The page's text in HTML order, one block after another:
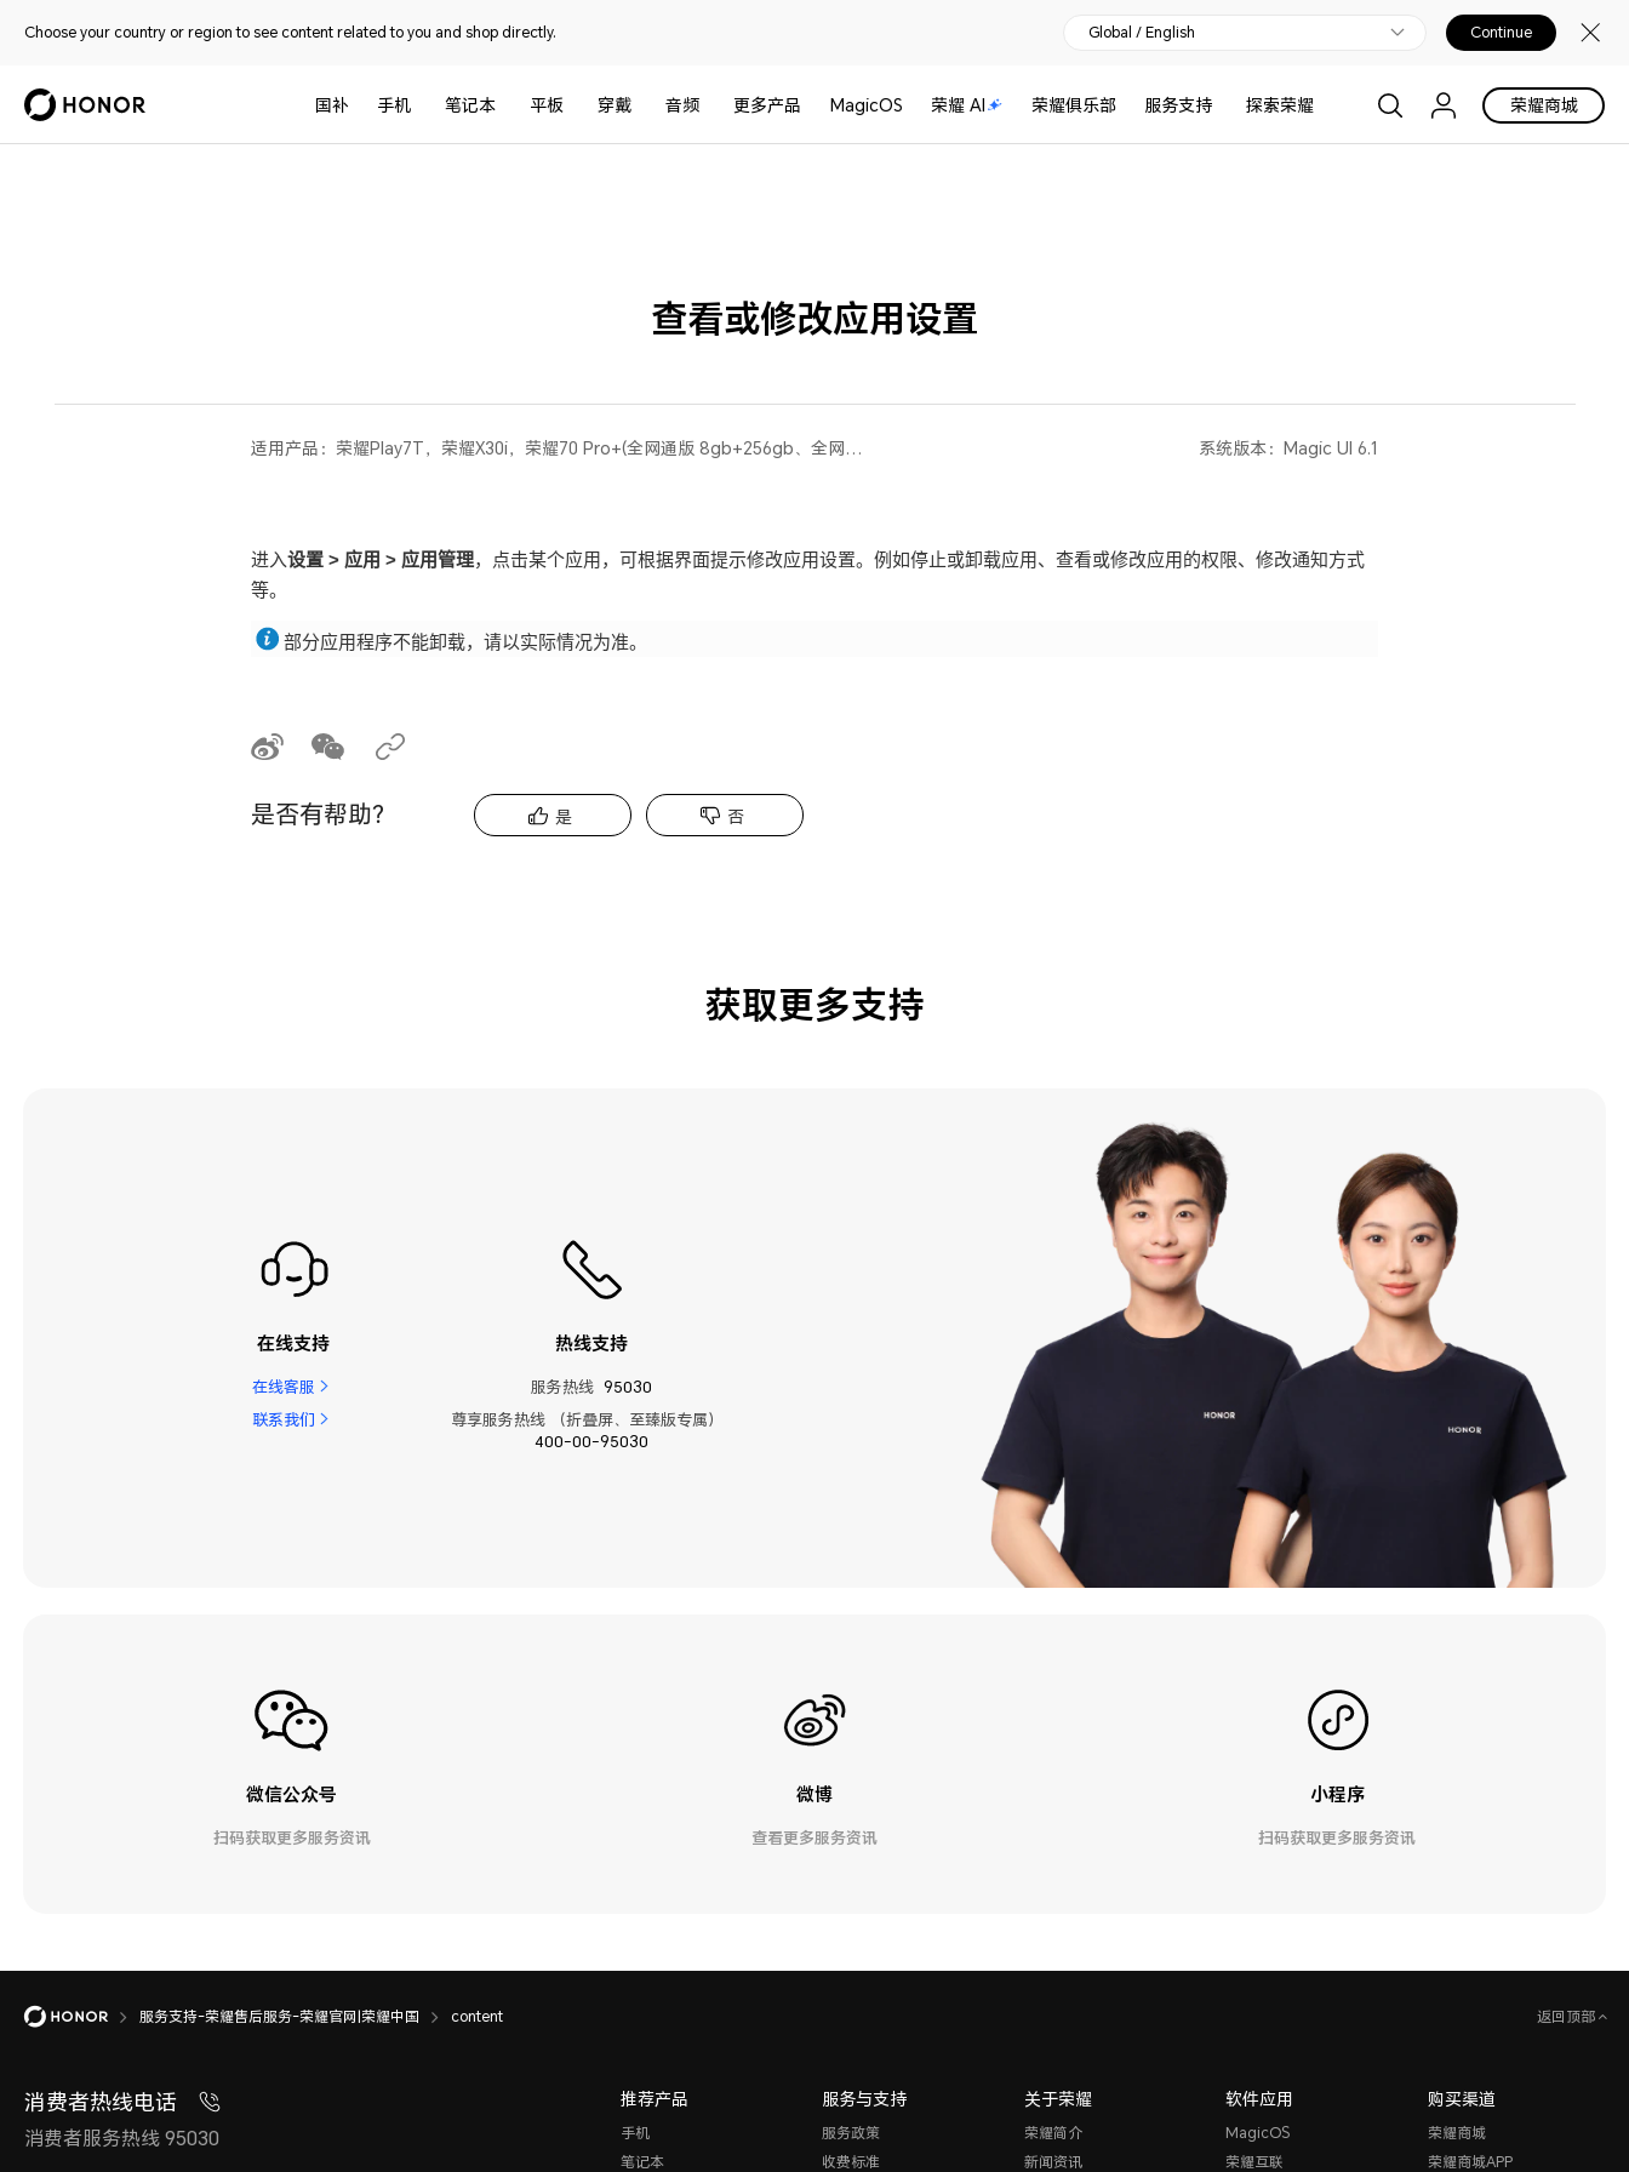
Choose your country or region to see content related to you and shop directly. Global / English Continue
国补 手机 笔记本 平板 穿戴 音频 更多产品 MagicOS 荣耀 AI 荣耀俱乐部 服务支持 探索荣耀 荣耀商城
查看或修改应用设置
适用产品： 荣耀Play7T，荣耀X30i，荣耀70 Pro+(全网通版 8gb+256gb、全网通版 12gb+256gb)，荣耀70(All)，荣耀X40 GT(All)，荣耀60 SE(全网通版 8gb+256gb、全网通版 12gb+256gb、全网通版 8gb+128gb、移动全网通版 8gb+256gb)，荣耀50 SE，荣耀X30，荣耀畅玩20a(全网通版 6gb+128gb)，荣耀X20，荣耀畅玩40 Plus，荣耀70 Pro(All)，荣耀X40 系统版本：Magic UI 6.1
进入设置> 应用 > 应用管理，点击某个应用，可根据界面提示修改应用设置。例如停止或卸载应用、查看或修改应用的权限、修改通知方式
等。
部分应用程序不能卸载，请以实际情况为准。
是否有帮助？ 是 否
获取更多支持
在线支持
在线客服
联系我们
热线支持
服务热线 95030
尊享服务热线 （折叠屏、至臻版专属）
400-00-95030
微信公众号
扫码获取更多服务资讯
微博
查看更多服务资讯
小程序
扫码获取更多服务资讯
服务支持-荣耀售后服务-荣耀官网|荣耀中国 content 返回顶部
消费者热线电话
消费者服务热线 95030
推荐产品
手机
笔记本
服务与支持
服务政策
收费标准
关于荣耀
荣耀简介
新闻资讯
软件应用
MagicOS
荣耀互联
购买渠道
荣耀商城
荣耀商城APP